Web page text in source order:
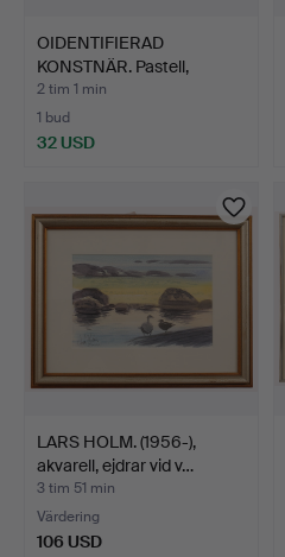
OIDENTIFIERAD
KONSTNÄR. Pastell,
samtaland…
2 tim 1 min
1 bud
32 USD
LARS HOLM. (1956-),
akvarell, ejdrar vid v…
3 tim 51 min
Värdering
106 USD